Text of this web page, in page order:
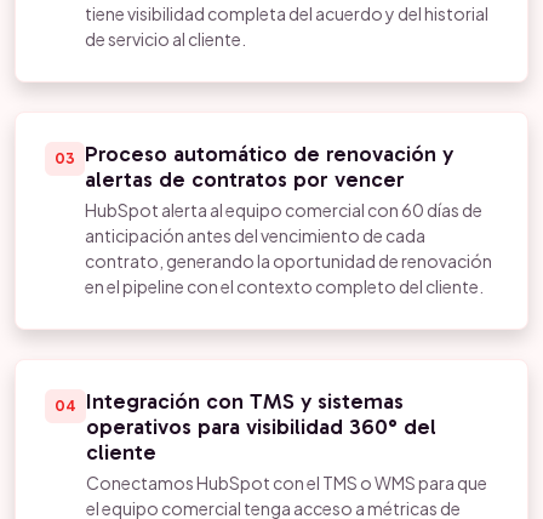
tiene visibilidad completa del acuerdo y del historial
de servicio al cliente.
03
Proceso automático de renovación y
alertas de contratos por vencer
HubSpot alerta al equipo comercial con 60 días de
anticipación antes del vencimiento de cada
contrato, generando la oportunidad de renovación
en el pipeline con el contexto completo del cliente.
04
Integración con TMS y sistemas
operativos para visibilidad 360° del
cliente
Conectamos HubSpot con el TMS o WMS para que
el equipo comercial tenga acceso a métricas de